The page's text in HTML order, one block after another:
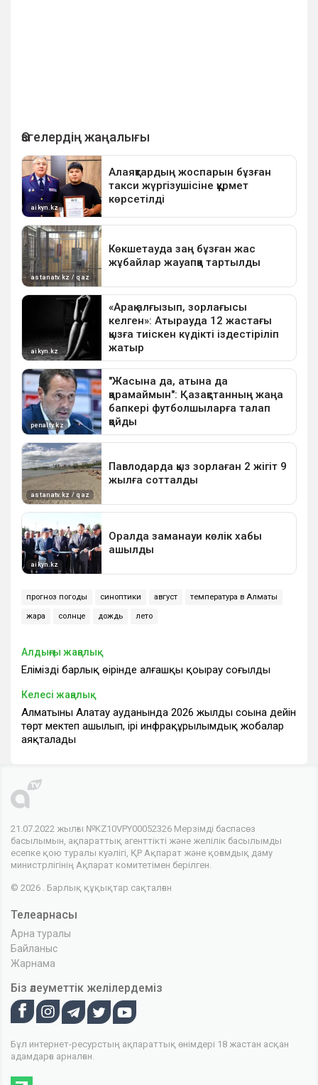
прогноз погоды синоптики август температура в Алматы
жара солнце дождь лето
Алдыңғы жаңалық
Еліміздің барлық өңірінде алғашқы қоңырау соғылды
Келесі жаңалық
Алматының Алатау ауданында 2026 жылдың соңына дейін
төрт мектеп ашылып, ірі инфрақұрылымдық жобалар
аяқталады
21.07.2022 жылғы №KZ10VPY00052326 Мерзімді баспасөз
басылымын, ақпараттық агенттікті және желілік басылымды
есепке қою туралы куәлігі, ҚР Ақпарат және қоғамдық даму
министрлігінің Ақпарат комитетімен берілген.
© 2026 . Барлық құқықтар сақталған
Телеарнасы
Арна туралы
Байланыс
Жарнама
Біз әлеуметтік желілердеміз
Бұл интернет-ресурстың ақпараттық өнімдері 18 жастан асқан
адамдарға арналған.